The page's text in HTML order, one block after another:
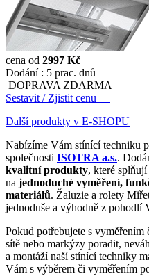
cena od 2997 Kč
Dodání : 5 prac. dnů
DOPRAVA ZDARMA
Sestavit / Zjistit cenu
Další produkty v E-SHOPU
Nabízíme Vám stínící techniku
společnosti ISOTRA a.s..
kvalitní produkty, které
na jednoduché vyměření,
materiálů. Žaluzie a rolety
jednoduše a výhodně z pohodlí
Pokud potřebujete s vyměřením
sítě nebo markýzy poradit,
a montáží naší stínící techniky
Vám s výběrem či vyměřením